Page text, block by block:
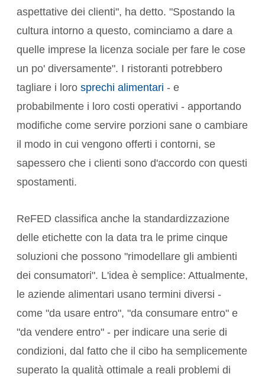
aspettative dei clienti", ha detto. "Spostando la
cultura intorno a questo, cominciamo a dare a
quelle imprese la licenza sociale per fare le cose
un po' diversamente". I ristoranti potrebbero
tagliare i loro sprechi alimentari - e
probabilmente i loro costi operativi - apportando
modifiche come servire porzioni sane o cambiare
il modo in cui vengono offerti i contorni, se
sapessero che i clienti sono d'accordo con questi
spostamenti.
ReFED classifica anche la standardizzazione
delle etichette con la data tra le prime cinque
soluzioni che possono "rimodellare gli ambienti
dei consumatori". L'idea è semplice: Attualmente,
le aziende alimentari usano termini diversi -
come "da usare entro", "da consumare entro" e
"da vendere entro" - per indicare una serie di
condizioni, dal fatto che il cibo ha semplicemente
superato la qualità ottimale a reali problemi di